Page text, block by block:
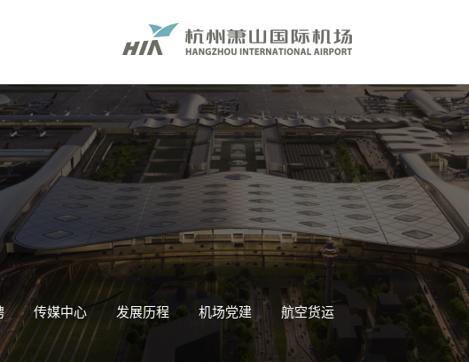
传媒中心 发展历程 机场党建 航空货运